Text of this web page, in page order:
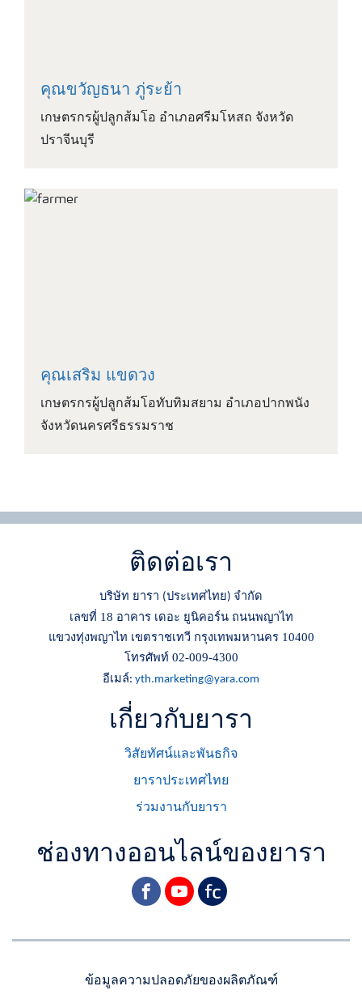
คุณขวัญธนา ภู่ระย้า
เกษตรกรผู้ปลูกส้มโอ อำเภอศรีมโหสถ จังหวัด
ปราจีนบุรี
คุณเสริม แขดวง
เกษตรกรผู้ปลูกส้มโอทับทิมสยาม อำเภอปากพนัง
จังหวัดนครศรีธรรมราช
ติดต่อเรา
บริษัท ยารา (ประเทศไทย) จำกัด
เลขที่ 18 อาคาร เดอะ ยูนิคอร์น ถนนพญาไท
แขวงทุ่งพญาไท เขตราชเทวี กรุงเทพมหานคร 10400
โทรศัพท์ 02-009-4300
อีเมล์: yth.marketing@yara.com
เกี่ยวกับยารา
วิสัยทัศน์และพันธกิจ
ยาราประเทศไทย
ร่วมงานกับยารา
ช่องทางออนไลน์ของยารา
facebookyoutube
yara
ข้อมูลความปลอดภัยของผลิตภัณฑ์